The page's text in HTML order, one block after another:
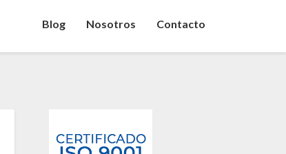
Blog Nosotros Contacto